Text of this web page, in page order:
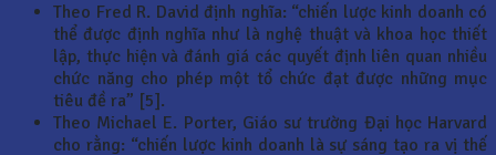
Theo Fred R. David định nghĩa: “chiến lược kinh doanh có
thể được định nghĩa như là nghệ thuật và khoa học thiết
lập, thực hiện và đánh giá các quyết định liên quan nhiều
chức năng cho phép một tổ chức đạt được những mục
tiêu đề ra” [5].
Theo Michael E. Porter, Giáo sư trường Đại học Harvard
cho rằng: “chiến lược kinh doanh là sự sáng tạo ra vị thế